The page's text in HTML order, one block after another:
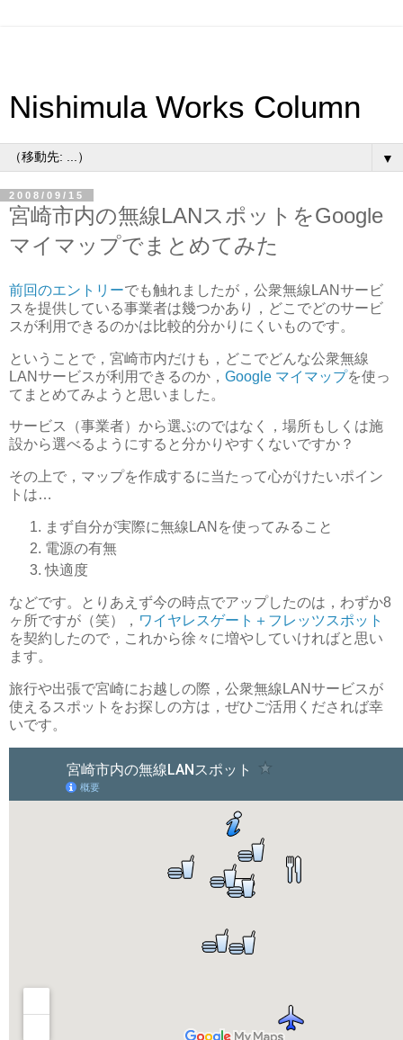
Nishimula Works Column
▼
2008/09/15
宮崎市内の無線LANスポットをGoogle
マイマップでまとめてみた
前回のエントリーでも触れましたが，公衆無線LANサービ
スを提供している事業者は幾つかあり，どこでどのサービ
スが利用できるのかは比較的分かりにくいものです。
ということで，宮崎市内だけも，どこでどんな公衆無線
LANサービスが利用できるのか， Google マイマップを使っ
てまとめてみようと思いました。
サービス（事業者）から選ぶのではなく，場所もしくは施
設から選べるようにすると分かりやすくないですか？
その上で，マップを作成するに当たって心がけたいポイン
トは…
まず自分が実際に無線LANを使ってみること
電源の有無
快適度
などです。とりあえず今の時点でアップしたのは，わずか8
ヶ所ですが（笑）， ワイヤレスゲート＋フレッツスポット
を契約したので，これから徐々に増やしていければと思い
ます。
旅行や出張で宮崎にお越しの際，公衆無線LANサービスが
使えるスポットをお探しの方は，ぜひご活用くだされば幸
いです。